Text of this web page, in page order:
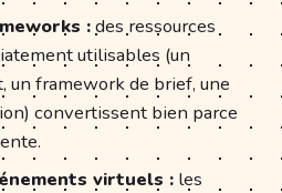
:des ressources
utilisables (un
un framework de brief, une
convertissent bien parce
virtuels : les